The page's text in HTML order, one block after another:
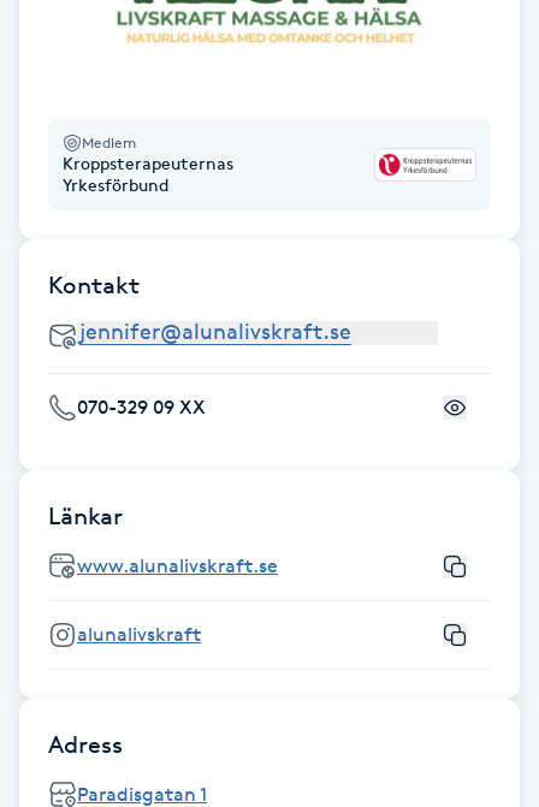
Fransk manikyr
Frekvensterapi
Friskvård
Friskvårdsmassage
Funktionsanalys
Föning
Gellack
Medlem
Kroppsterapeuternas
Yrkesförbund
Kontakt
070-329 09 XX
Länkar
www.alunalivskraft.se
alunalivskraft
Adress
Paradisgatan 1